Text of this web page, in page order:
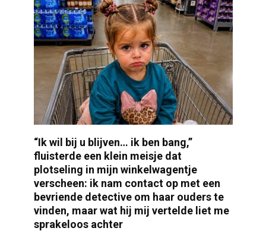
“Ik wil bij u blijven… ik ben bang,”
fluisterde een klein meisje dat
plotseling in mijn winkelwagentje
verscheen: ik nam contact op met een
bevriende detective om haar ouders te
vinden, maar wat hij mij vertelde liet me
sprakeloos achter